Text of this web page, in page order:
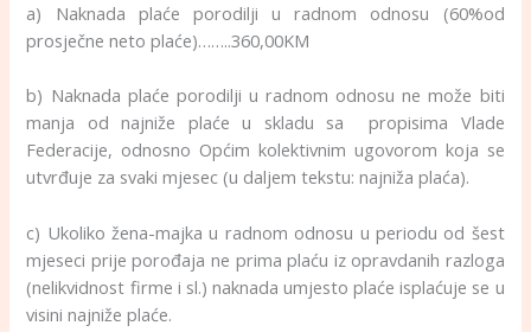
a) Naknada plaće porodilji u radnom odnosu (60%od
prosječne neto plaće)……..360,00KM
b) Naknada plaće porodilji u radnom odnosu ne može biti
manja od najniže plaće u skladu sa propisima Vlade
Federacije, odnosno Općim kolektivnim ugovorom koja se
utvrđuje za svaki mjesec (u daljem tekstu: najniža plaća).
c) Ukoliko žena-majka u radnom odnosu u periodu od šest
mjeseci prije porođaja ne prima plaću iz opravdanih razloga
(nelikvidnost firme i sl.) naknada umjesto plaće isplaćuje se u
visini najniže plaće.